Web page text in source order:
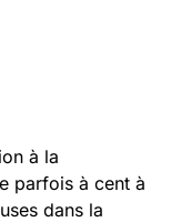
à la
parfois à cent à
dans la